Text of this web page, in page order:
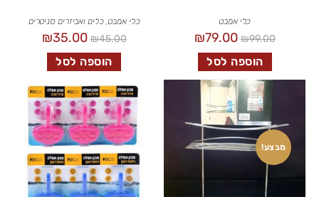
כלי אמבט
₪99.00
₪79.00
הוספה לסל
כלי אמבט ,כלים ואביזרים סניטרים
₪45.00
₪35.00
הוספה לסל
מבצע!